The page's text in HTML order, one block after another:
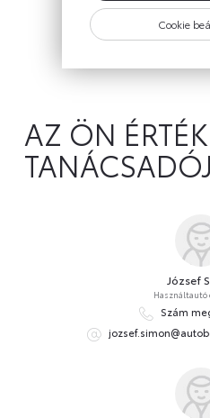
AZ ÖN
József
Használtautó
Szám
Cookie